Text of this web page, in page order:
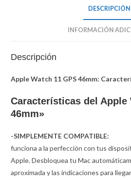
DESCRIPCIÓN
INFORMACIÓN
Descripción
Apple Watch 11 GPS 46mm:
Características del Apple
46mm»
-SIMPLEMENTE COMPATIBLE:
funciona a la perfección con tus
Apple. Desbloquea tu Mac
aproximada y las indicaciones para